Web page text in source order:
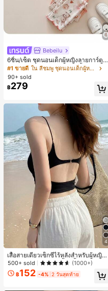
Bebeilu
6ชิ้น/เซ็ต ชุดนอนเด็กผู้หญิงลายการ์ตูน
หมีและดอกไม้ คอกลม แขนสั้น กางเกง
ขาสั้น ขอบระบาย สวมใส่สบาย
#1 ขายดี
ใน สีชมพู ชุดนอนเด็กผู้หญิง
90+ sold
฿279
4
เสื้อสายเดี่ยวเซ็กซี่ไร้หลังสำหรับผู้หญิง
พร้อมบราแบบมีฟองน้ำ, เสื้อกล้ามแขน
กุด, เสื้อลำลองสีดำสำหรับฤดูร้อน
500+ sold (1000+)
฿152 -4% 2 วันสุดท้าย